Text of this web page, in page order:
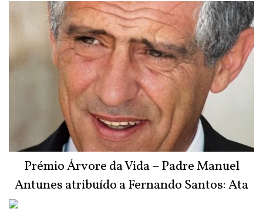
Prémio Árvore da Vida – Padre Manuel
Antunes atribuído a Fernando Santos: Ata